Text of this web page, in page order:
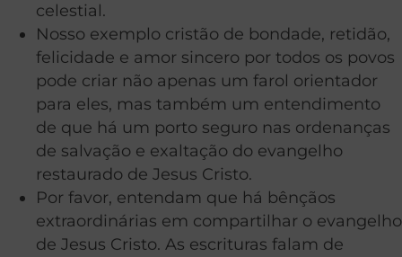
celestial.
Nosso exemplo cristão de bondade, retidão,
felicidade e amor sincero por todos os povos
pode criar não apenas um farol orientador
para eles, mas também um entendimento
de que há um porto seguro nas ordenanças
de salvação e exaltação do evangelho
restaurado de Jesus Cristo.
Por favor, entendam que há bênçãos
extraordinárias em compartilhar o evangelho
de Jesus Cristo. As escrituras falam de